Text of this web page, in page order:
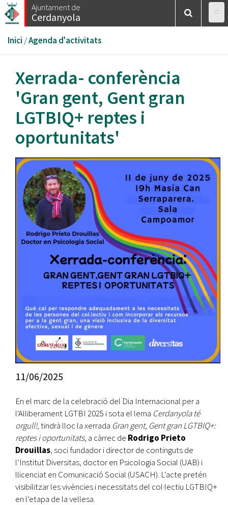
Vés
al
Ajuntament de
Cerdanyola
Esteu
aquí
Inici /Agenda d'activitats
Xerrada- conferència
'Gran gent, Gent gran
LGTBIQ+ reptes i
oportunitats'
11/06/2025
En el marc de la celebració del Dia Internacional per a
l'Alliberament LGTBI 2025 i sota el lema Cerdanyola té
orgull!, tindrà lloc la xerrada Gran gent, Gent gran LGTBIQ+:
reptes i oportunitats, a càrrec de Rodrigo Prieto
Drouillas, soci fundador i director de continguts de
l’Institut Diversitas, doctor en Psicologia Social (UAB) i
llicenciat en Comunicació Social (USACH). L’acte pretén
visibilitzar les vivències i necessitats del col·lectiu LGTBIQ+
en l’etapa de la vellesa.